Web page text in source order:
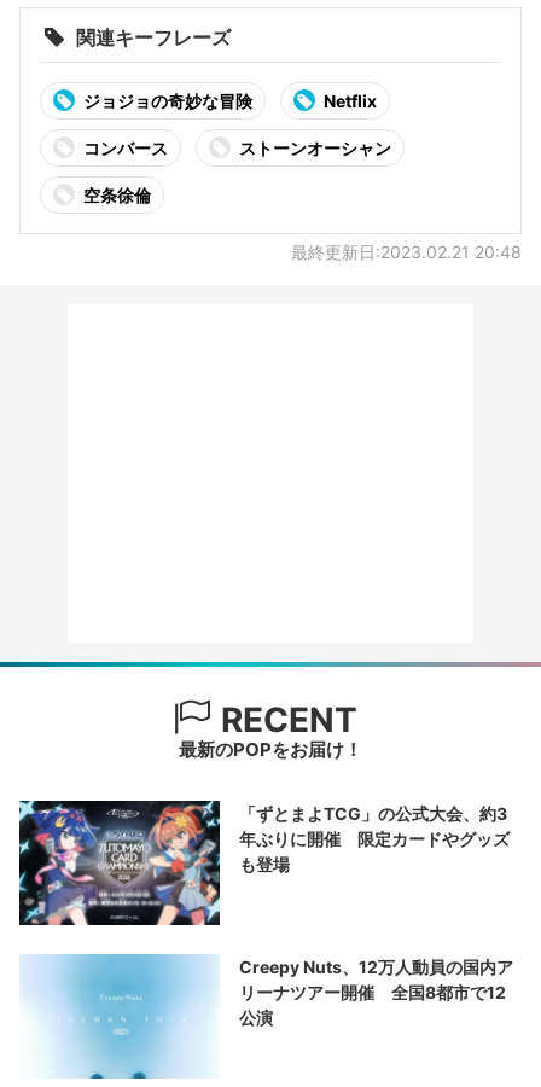
関連キーフレーズ
ジョジョの奇妙な冒険 Netflix
コンバース ストーンオーシャン
空条徐倫
最終更新日:2023.02.21 20:48
RECENT
最新のPOPをお届け！
「ずとまよTCG」の公式大会、約3
年ぶりに開催 限定カードやグッズ
も登場
Creepy Nuts、12万人動員の国内ア
リーナツアー開催 全国8都市で12
公演